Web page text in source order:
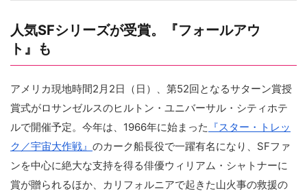
人気SFシリーズが受賞。『フォールアウ
ト』も
アメリカ現地時間2月2日（日）、第52回となるサターン賞授
賞式がロサンゼルスのヒルトン・ユニバーサル・シティホテ
ルで開催予定。今年は、1966年に始まった 『スター・トレッ
ク／宇宙大作戦』 のカーク船長役で一躍有名になり、SFファ
ンを中心に絶大な支持を得る俳優ウィリアム・シャトナーに
賞が贈られるほか、カリフォルニアで起きた山火事の救援の